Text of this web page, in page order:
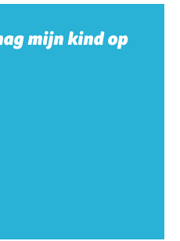
mijn kind op